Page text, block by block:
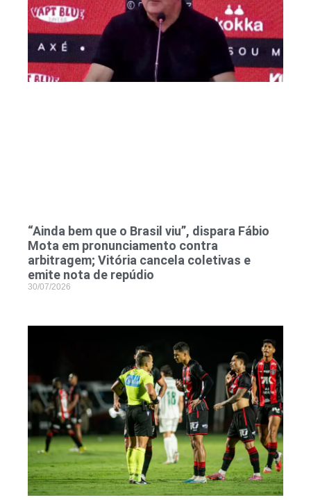
“Ainda bem que o Brasil viu”, dispara Fábio
Mota em pronunciamento contra
arbitragem; Vitória cancela coletivas e
emite nota de repúdio
30/07/2026